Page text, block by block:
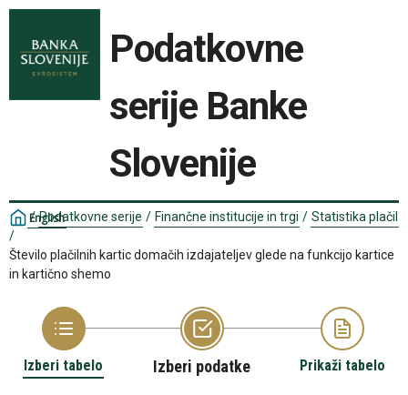
Podatkovne
serije Banke
Slovenije
English
/ Podatkovne serije / Finančne institucije in trgi / Statistika plačil
/
Število plačilnih kartic domačih izdajateljev glede na funkcijo kartice
in kartično shemo
Izberi tabelo Izberi podatke Prikaži tabelo